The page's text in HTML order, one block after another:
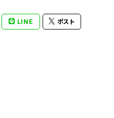
LINE ポスト